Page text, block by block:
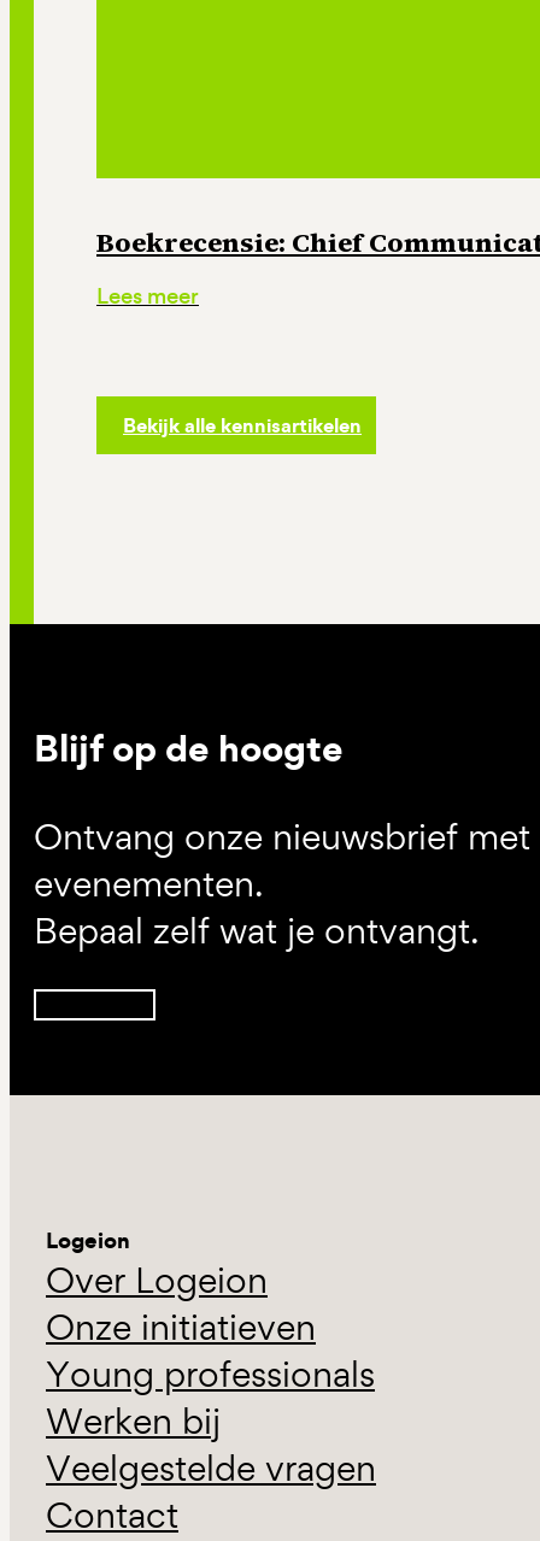
Boekrecensie: Chief
Lees meer
Bekijk alle kennisartikelen
Blijf op de hoogte
Ontvang onze nieuwsbrief
evenementen.
Bepaal zelf wat je ontvangt.
Logeion
Over Logeion
Onze initiatieven
Young professionals
Werken bij
Veelgestelde vragen
Contact